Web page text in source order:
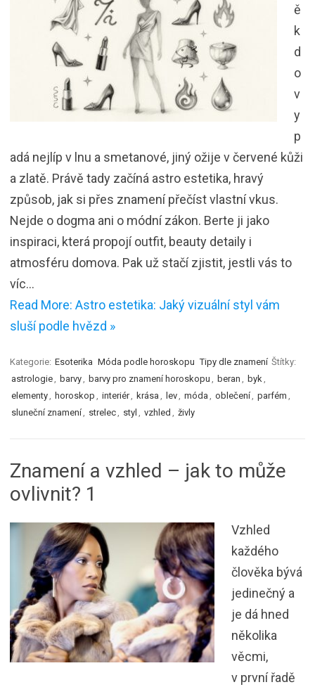
ě
k
d
o
v
y
p
adá nejlíp v lnu a smetanové, jiný ožije v červené kůži
a zlatě. Právě tady začíná astro estetika, hravý
způsob, jak si přes znamení přečíst vlastní vkus.
Nejde o dogma ani o módní zákon. Berte ji jako
inspiraci, která propojí outfit, beauty detaily i
atmosféru domova. Pak už stačí zjistit, jestli vás to
víc…
Read More: Astro estetika: Jaký vizuální styl vám
sluší podle hvězd »
Kategorie: Esoterika Móda podle horoskopu Tipy dle znamení Štítky:
astrologie
barvy barvy pro znamení horoskopu beran byk
elementy
horoskop interiér krása lev móda oblečení parfém
sluneční znamení
strelec styl vzhled živly
Znamení a vzhled – jak to může
ovlivnit? 1
Vzhled
každého
člověka bývá
jedinečný a
je dá hned
několika
věcmi,
v první řadě